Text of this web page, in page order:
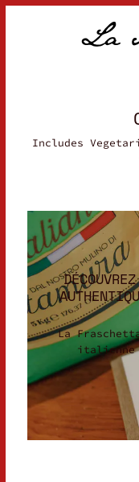
Includes
La
italienne
fiordilatte,